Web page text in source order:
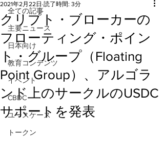
全ての記事
主要ニュース
日本向け
教育コンテンツ
イベント
CBDC
ユースケース
トークン
クリプト・ブローカーの
フローティング・ポイン
ト・グループ（Floating
Point Group）、アルゴラ
ンド上のサークルのUSDC
サポートを発表
2021年2月22日 読了時間: 3分